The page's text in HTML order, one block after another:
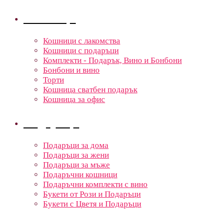
Кошници с лакомства
Кошници с подаръци
Комплекти - Подарък, Вино и Бонбони
Бонбони и вино
Торти
Кошница сватбен подарък
Кошница за офис
Подаръци за дома
Подаръци за жени
Подаръци за мъже
Подаръчни кошници
Подаръчни комплекти с вино
Букети от Рози и Подаръци
Букети с Цветя и Подаръци